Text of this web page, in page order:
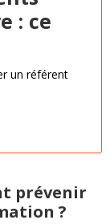
: ce
un référent
prévenir
?